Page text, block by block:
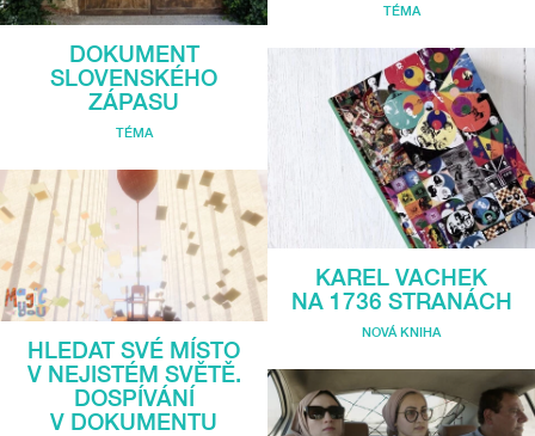
DOKUMENT
SLOVENSKÉHO
ZÁPASU
TÉMA
HLEDAT SVÉ MÍSTO
V NEJISTÉM SVĚTĚ.
DOSPÍVÁNÍ
V DOKUMENTU
TÉMA
KAREL VACHEK
NA 1736 STRANÁCH
NOVÁ KNIHA